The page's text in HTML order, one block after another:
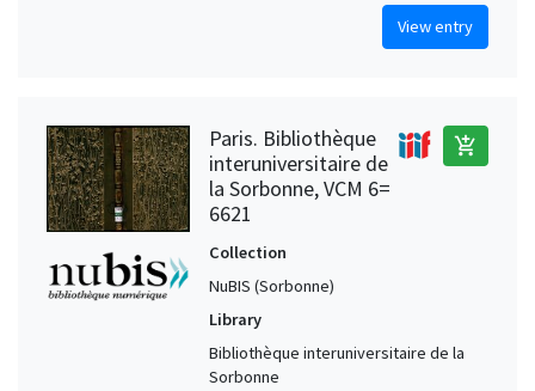
View entry
Paris. Bibliothèque
interuniversitaire de
la Sorbonne, VCM 6=
6621
add_shopping_cart
Collection
NuBIS (Sorbonne)
Library
Bibliothèque interuniversitaire de la
Sorbonne